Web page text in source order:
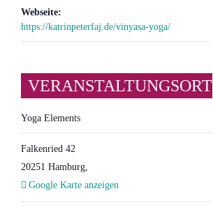
Webseite:
https://katrinpeterfaj.de/vinyasa-yoga/
VERANSTALTUNGSORT
Yoga Elements
Falkenried 42
20251 Hamburg,
Google Karte anzeigen